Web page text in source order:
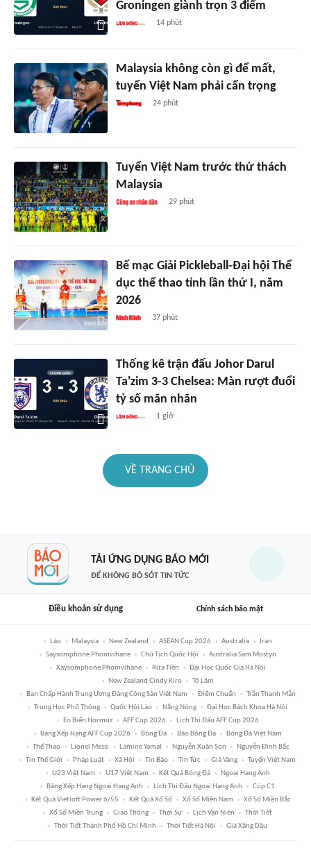
Groningen giành trọn 3 điểm
14 phút
Malaysia không còn gì để mất,
tuyển Việt Nam phải cẩn trọng
24 phút
Tuyển Việt Nam trước thử thách
Malaysia
29 phút
Bế mạc Giải Pickleball-Đại hội Thể
dục thể thao tỉnh lần thứ I, năm
2026
37 phút
Thống kê trận đấu Johor Darul
Ta'zim 3-3 Chelsea: Màn rượt đuổi
tỷ số mãn nhãn
1 giờ
VỀ TRANG CHỦ
TẢI ỨNG DỤNG BÁO MỚI
ĐỂ KHÔNG BỎ SÓT TIN TỨC
Điều khoản sử dụng Chính sách bảo mật
Lào Malaysia New Zealand ASEAN Cup 2026 Australia
Iran
Saysomphone Phomvihane
Chủ Tịch Quốc Hội
Australia Sam Mostyn
Xaysomphone Phomvihane
Rửa Tiền
Đại Học Quốc Gia Hà Nội
New Zealand Cindy Kiro
Tô Lâm
Ban Chấp Hành Trung Ương Đảng Cộng Sản Việt Nam
Điểm Chuẩn
Trần Thanh Mẫn
Trung Học Phổ Thông
Quốc Hội Lào Nắng Nóng
Đại Học Bách Khoa Hà Nội
Eo Biển Hormuz
AFF Cup 2026
Lịch Thi Đấu AFF Cup 2026
Bảng Xếp Hạng AFF Cup 2026
Bóng Đá Báo Bóng Đá
Bóng Đá Việt Nam
Thể Thao
Lionel Messi Lamine Yamal Nguyễn Xuân Son
Nguyễn Đình Bắc
Tin Thế Giới
Pháp Luật Xã Hội Tin Bão Tin Tức Giá Vàng
Tuyển Việt Nam
U23 Việt Nam
U17 Việt Nam Kết Quả Bóng Đá
Ngoại Hạng Anh
Bảng Xếp Hạng Ngoại Hạng Anh
Lịch Thi Đấu Ngoại Hạng Anh
Cúp C1
Kết Quả Vietlott Power 6/55
Kết Quả Xổ Số Xổ Số Miền Nam
Xổ Số Miền Bắc
Xổ Số Miền Trung
Giao Thông Thời Sự Lịch Vạn Niên
Thời Tiết
Thời Tiết Thành Phố Hồ Chí Minh
Thời Tiết Hà Nội Giá Xăng Dầu